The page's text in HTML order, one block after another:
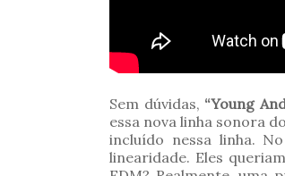
Sem dúvidas, “Young
essa nova linha sonora
incluído nessa linha.
linearidade. Eles